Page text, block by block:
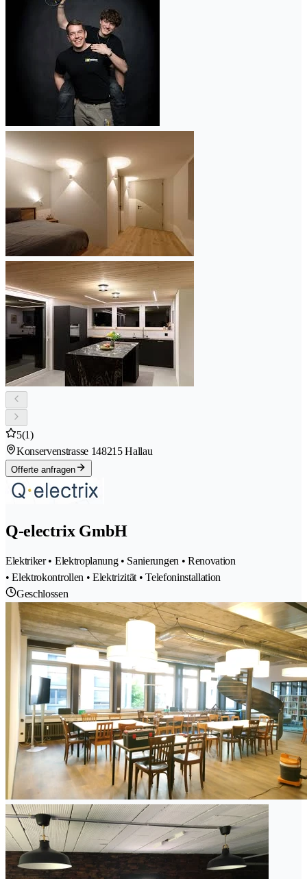
5(1)
Konservenstrasse 148215 Hallau
Offerte anfragen
Q-electrix GmbH
Elektriker • Elektroplanung • Sanierungen • Renovation
• Elektrokontrollen • Elektrizität • Telefoninstallation
Geschlossen